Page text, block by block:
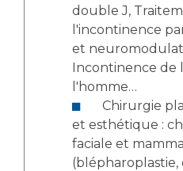
double J,
l'incontinence
et
Incontinence de
l'homme…
et esthétique :
faciale et
(blépharoplastie,